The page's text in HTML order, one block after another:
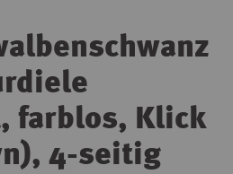
farblos, Klick
4-seitig